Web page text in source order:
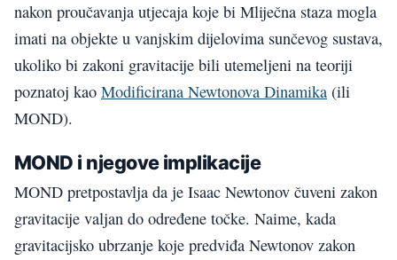
nakon proučavanja utjecaja koje bi Mliječna staza mogla
imati na objekte u vanjskim dijelovima sunčevog sustava,
ukoliko bi zakoni gravitacije bili utemeljeni na teoriji
poznatoj kao Modificirana Newtonova Dinamika (ili
MOND).
MOND i njegove implikacije
MOND pretpostavlja da je Isaac Newtonov čuveni zakon
gravitacije valjan do određene točke. Naime, kada
gravitacijsko ubrzanje koje predviđa Newtonov zakon